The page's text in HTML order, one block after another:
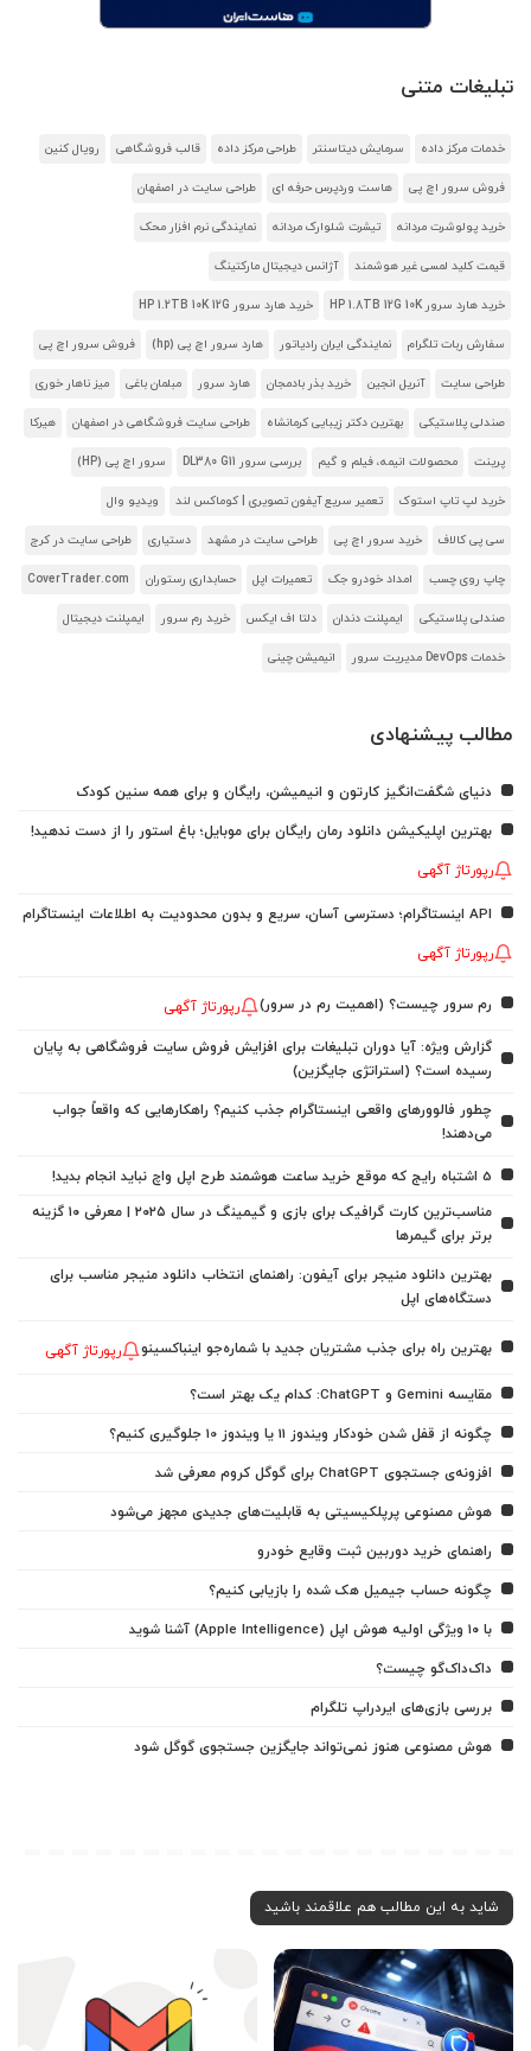
تبلیغات متنی
خدمات مرکز داده سرمایش دیتاسنتر طراحی مرکز داده قالب فروشگاهی رویال کنین
فروش سرور اچ پی هاست وردپرس حرفه ای طراحی سایت در اصفهان
خرید پولوشرت مردانه تیشرت شلوارک مردانه نمایندگی نرم افزار محک
قیمت کلید لمسی غیر هوشمند آژانس دیجیتال مارکتینگ
خرید هارد سرور HP 1.8TB 12G 10K خرید هارد سرور HP 1.2TB 10K 12G
سفارش ربات تلگرام نمایندگی ایران رادیاتور هارد سرور اچ پی (hp) فروش سرور اچ پی
طراحی سایت آنریل انجین خرید بذر بادمجان هارد سرور مبلمان باغی میز ناهار خوری
صندلی پلاستیکی بهترین دکتر زیبایی کرمانشاه طراحی سایت فروشگاهی در اصفهان هیرکا
پرینت محصولات انیمه، فیلم و گیم بررسی سرور DL380 G11 سرور اچ پی (HP)
خرید لپ تاپ استوک تعمیر سریع آیفون تصویری | کوماکس لند ویدیو وال
سی پی کالاف خرید سرور اچ پی طراحی سایت در مشهد دستیاری طراحی سایت در کرج
چاپ روی چسب امداد خودرو جک تعمیرات اپل حسابداری رستوران CoverTrader.com
صندلی پلاستیکی ایمپلنت دندان دلتا اف ایکس خرید رم سرور ایمپلنت دیجیتال
خدمات DevOps مدیریت سرور انیمیشن چینی
مطالب پیشنهادی
دنیای شگفت‌انگیز کارتون و انیمیشن، رایگان و برای همه سنین کودک
بهترین اپلیکیشن دانلود رمان رایگان برای موبایل؛ باغ استور را از دست ندهید!
رپورتاژ آگهی
API اینستاگرام؛ دسترسی آسان، سریع و بدون محدودیت به اطلاعات اینستاگرام
رپورتاژ آگهی
رم سرور چیست؟ (اهمیت رم در سرور) رپورتاژ آگهی
گزارش ویژه: آیا دوران تبلیغات برای افزایش فروش سایت فروشگاهی به پایان
رسیده است؟ (استراتژی جایگزین)
چطور فالوورهای واقعی اینستاگرام جذب کنیم؟ راهکارهایی که واقعاً جواب
می‌دهند!
5 اشتباه رایج که موقع خرید ساعت هوشمند طرح اپل واچ نباید انجام بدید!
مناسب‌ترین کارت گرافیک برای بازی و گیمینگ در سال ۲۰۲۵ | معرفی ۱۰ گزینه
برتر برای گیمرها
بهترین دانلود منیجر برای آیفون: راهنمای انتخاب دانلود منیجر مناسب برای
دستگاه‌های اپل
بهترین راه برای جذب مشتریان جدید با شماره‌جو اینباکسینو رپورتاژ آگهی
مقایسه Gemini و ChatGPT: کدام یک بهتر است؟
چگونه از قفل شدن خودکار ویندوز 11 یا ویندوز 10 جلوگیری کنیم؟
افزونه‌ی جستجوی ChatGPT برای گوگل کروم معرفی شد
هوش مصنوعی پرپلکیسیتی به قابلیت‌های جدیدی مجهز می‌شود
راهنمای خرید دوربین ثبت وقایع خودرو
چگونه حساب جیمیل هک شده را بازیابی کنیم؟
با ۱۰ ویژگی اولیه هوش اپل (Apple Intelligence) آشنا شوید
داک‌داک‌گو چیست؟
بررسی بازی‌های ایردراپ تلگرام
هوش مصنوعی هنوز نمی‌تواند جایگزین جستجوی گوگل شود
شاید به این مطالب هم علاقمند باشید